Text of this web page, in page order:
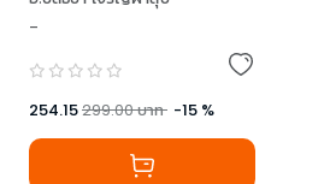
ไทย+ภาษา
อังกฤษ+สังคมศึกษา)
,
,อ.ฐิติมา คำนามะ
-
254.15299.00บาท -15 %